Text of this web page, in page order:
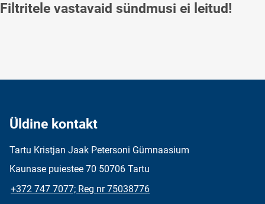
Filtritele vastavaid sündmusi ei leitud!
Üldine kontakt
Tartu Kristjan Jaak Petersoni Gümnaasium
Kaunase puiestee 70 50706 Tartu
+372 747 7077; Reg nr 75038776